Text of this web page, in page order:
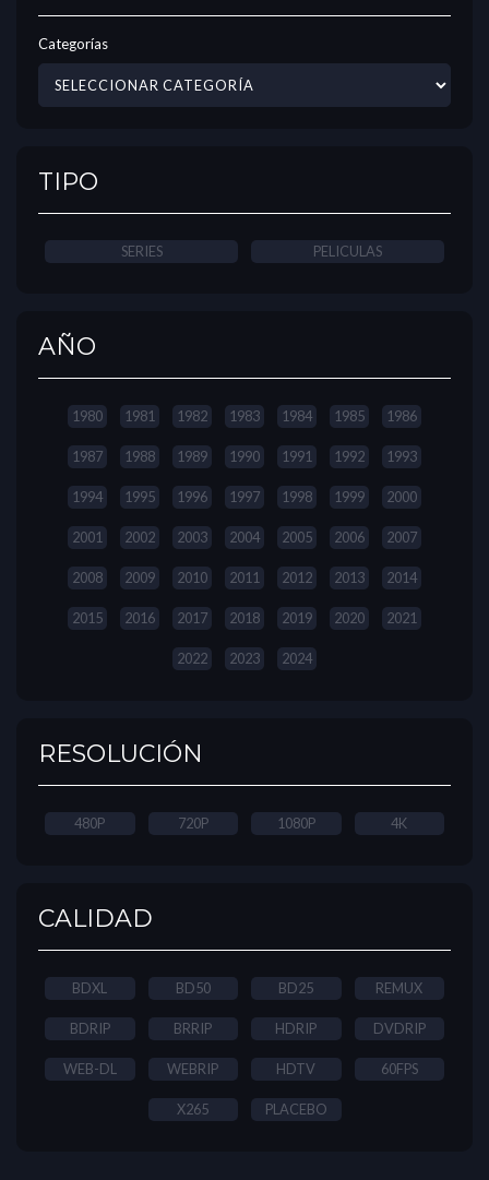
Categorías
TIPO
SERIES PELICULAS
AÑO
1980 1981 1982 1983 1984 1985 1986
1987 1988 1989 1990 1991 1992 1993
1994 1995 1996 1997 1998 1999 2000
2001 2002 2003 2004 2005 2006 2007
2008 2009 2010 2011 2012 2013 2014
2015 2016 2017 2018 2019 2020 2021
2022 2023 2024
RESOLUCIÓN
480P 720P 1080P 4K
CALIDAD
BDXL BD50 BD25 REMUX
BDRIP BRRIP HDRIP DVDRIP
WEB-DL WEBRIP HDTV 60FPS
X265 PLACEBO